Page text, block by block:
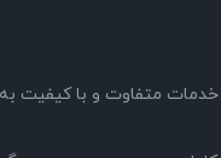
با هدف ارائه خدمات متفاوت و با